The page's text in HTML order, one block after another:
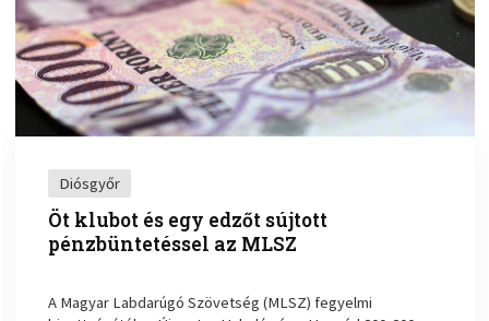
Diósgyőr
Öt klubot és egy edzőt sújtott
pénzbüntetéssel az MLSZ
A Magyar Labdarúgó Szövetség (MLSZ) fegyelmi